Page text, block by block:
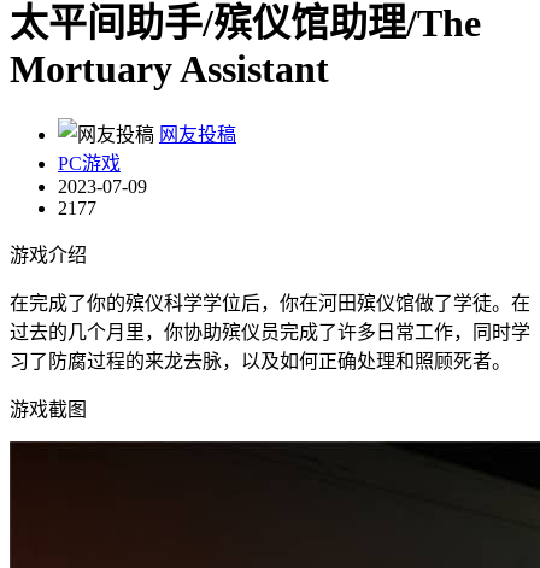
太平间助手/殡仪馆助理/The
Mortuary Assistant
网友投稿
PC游戏
2023-07-09
2177
游戏介绍
在完成了你的殡仪科学学位后，你在河田殡仪馆做了学徒。在
过去的几个月里，你协助殡仪员完成了许多日常工作，同时学
习了防腐过程的来龙去脉，以及如何正确处理和照顾死者。
游戏截图